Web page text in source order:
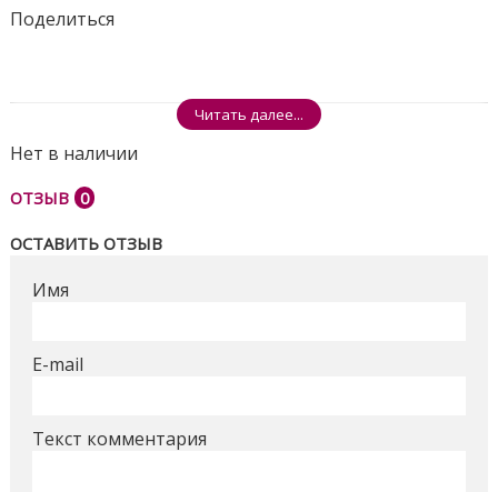
Поделиться
Читать далее...
Нет в наличии
ОТЗЫВ 0
ОСТАВИТЬ ОТЗЫВ
Имя
E-mail
Текст комментария